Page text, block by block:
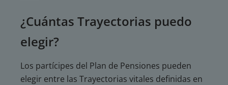
¿Cuántas Trayectorias puedo
elegir?
Los partícipes del Plan de Pensiones pueden
elegir entre las Trayectorias vitales definidas en